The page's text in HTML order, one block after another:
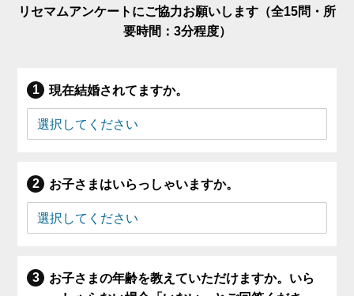
リセマムアンケートにご協力お願いします（全15問・所
要時間：3分程度）
現在結婚されてますか。
お子さまはいらっしゃいますか。
お子さまの年齢を教えていただけますか。いら